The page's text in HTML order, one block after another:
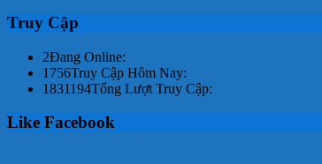
Truy Cập
2Đang Online:
1756Truy Cập Hôm Nay:
1831194Tổng Lượt Truy Cập:
Like Facebook